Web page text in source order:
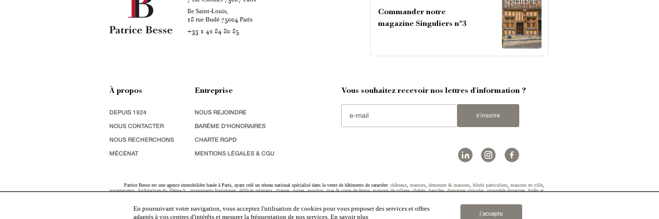
Ile Saint-Louis,
18 rue Budé 75004Paris
+33 1 42 84 80 85
Commander notre
magazine Singuliers n°3
À propos
DEPUIS 1924
NOUS CONTACTER
NOUS RECHERCHONS
MÉCÉNAT
Entreprise
NOUS REJOINDRE
BARÈME D'HONORAIRES
CHARTE RGPD
MENTIONS LÉGALES & CGU
Vous souhaitez recevoir nos lettres d'information ?
s'inscrire
Patrice Besse est une agence immobilière basée à Paris, ayant créé un réseau national spécialisé dans la vente de bâtiments de caractère: châteaux manoirs demeures & maisons hôtels particuliers maisons en ville
appartements,Architecture du 20ème S.,monuments historiques,édifices religieux,chasses,ruines,moulins,mas & corps de ferme,maisons de village,chalets,bastides,domaines viticoles,propriétés équestres,forêts et
En poursuivant votre navigation, vous acceptez l'utilisation de cookies pour vous proposer des services et offres
adaptés à vos centres d'intérêts et mesurer la fréquentation de nos services. En savoir plus j’accepte